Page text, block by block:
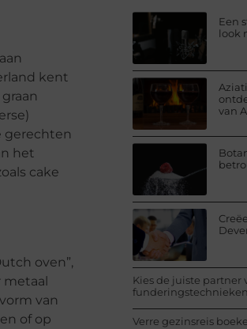
kent
gerechten
het
cake
oven”,
metaal
van
of op
Een
look
van
Kies de juiste partner
funderingstechnieken
Verre gezinsreis